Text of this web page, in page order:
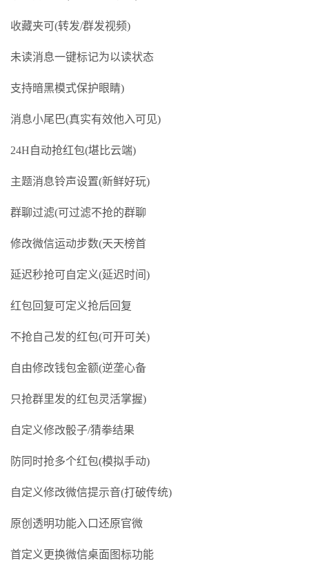
收藏夹可(转发/群发视频)
未读消息一键标记为以读状态
支持暗黑模式保护眼睛)
消息小尾巴(真实有效他入可见)
24H自动抢红包(堪比云端)
主题消息铃声设置(新鲜好玩)
群聊过滤(可过滤不抢的群聊
修改微信运动步数(天天榜首
延迟秒抢可自定义(延迟时间)
红包回复可定义抢后回复
不抢自己发的红包(可开可关)
自由修改钱包金额(逆垄心备
只抢群里发的红包灵活掌握)
自定义修改骰子/猜拳结果
防同时抢多个红包(模拟手动)
自定义修改微信提示音(打破传统)
原创透明功能入口还原官微
首定义更换微信桌面图标功能